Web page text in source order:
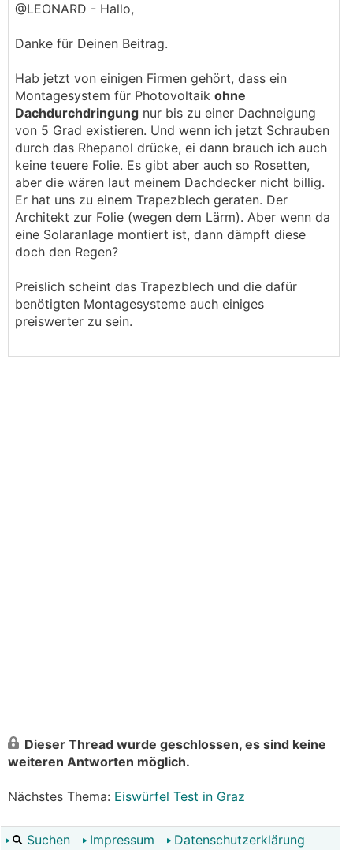
@LEONARD - Hallo,
Danke für Deinen Beitrag.
Hab jetzt von einigen Firmen gehört, dass ein
Montagesystem für Photovoltaik ohne
Dachdurchdringung nur bis zu einer Dachneigung
von 5 Grad existieren. Und wenn ich jetzt Schrauben
durch das Rhepanol drücke, ei dann brauch ich auch
keine teuere Folie. Es gibt aber auch so Rosetten,
aber die wären laut meinem Dachdecker nicht billig.
Er hat uns zu einem Trapezblech geraten. Der
Architekt zur Folie (wegen dem Lärm). Aber wenn da
eine Solaranlage montiert ist, dann dämpft diese
doch den Regen?
Preislich scheint das Trapezblech und die dafür
benötigten Montagesysteme auch einiges
preiswerter zu sein.
Dieser Thread wurde geschlossen, es sind keine
weiteren Antworten möglich.
Nächstes Thema: Eiswürfel Test in Graz
Suchen Impressum Datenschutzerklärung